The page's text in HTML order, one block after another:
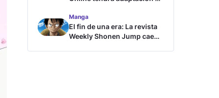
Manga
El fin de una era: La revista
Weekly Shonen Jump cae